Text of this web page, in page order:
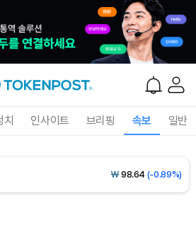
치 인사이트 브리핑 속보 일반
₩1,464(-2.10%)
₩ 98.64 (-0.89%)